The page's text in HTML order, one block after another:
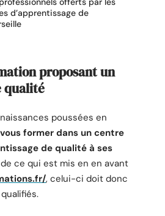
d’apprentissage de
proposant un
qualité
poussées en
vous former dans un centre
de qualité à ses
de ce qui est mis en en avant
, celui-ci doit donc